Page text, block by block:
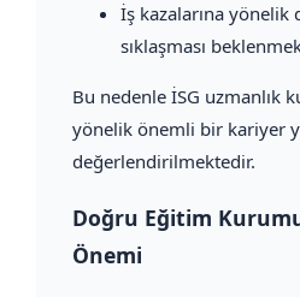
İş kazalarına yönelik
sıklaşması
Bu nedenle İSG uzmanlık
yönelik önemli bir kariyer
değerlendirilmektedir.
Doğru Eğitim
Önemi